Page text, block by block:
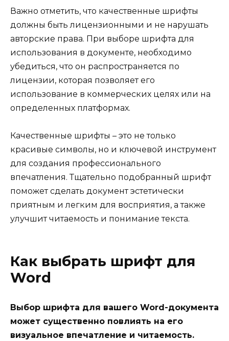
Важно отметить, что качественные шрифты
должны быть лицензионными и не нарушать
авторские права. При выборе шрифта для
использования в документе, необходимо
убедиться, что он распространяется по
лицензии, которая позволяет его
использование в коммерческих целях или на
определенных платформах.
Качественные шрифты – это не только
красивые символы, но и ключевой инструмент
для создания профессионального
впечатления. Тщательно подобранный шрифт
поможет сделать документ эстетически
приятным и легким для восприятия, а также
улучшит читаемость и понимание текста.
Как выбрать шрифт для
Word
Выбор шрифта для вашего Word-документа
может существенно повлиять на его
визуальное впечатление и читаемость.